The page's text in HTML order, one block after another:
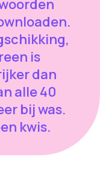
is
dan
alle 40
bij was.
kwis.